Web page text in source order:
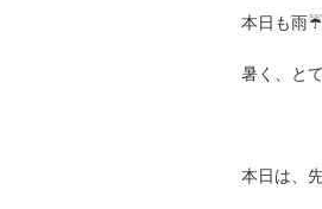
本日も雨☔
暑く、と
本日は、